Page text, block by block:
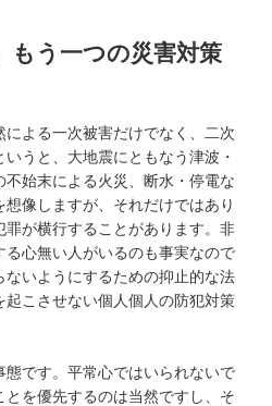
もう一つの災害対策
よる一次被害だけでなく、二次
うと、大地震にともなう津波・
始末による火災、断水・停電な
像しますが、それだけではあり
罪が横行することがあります。非
心無い人がいるのも事実なので
いようにするための抑止的な法
こさせない個人個人の防犯対策
です。平常心ではいられないで
とを優先するのは当然ですし、そ